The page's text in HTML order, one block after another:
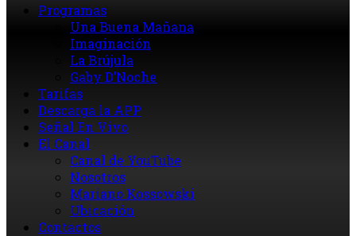
Programas
Una Buena Mañana
Imaginación
La Brújula
Gaby D’Noche
Tarifas
Descarga la APP
Señal En Vivo
El Canal
Canal de YouTube
Nosotros
Mariano Kossowski
Ubicación
Contactos